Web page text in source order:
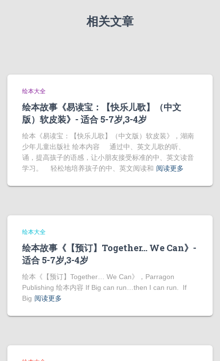
相关文章
绘本大全
绘本故事《易读宝：【快乐儿歌】（中文
版）软皮装》- 适合 5-7岁,3-4岁
绘本《易读宝：【快乐儿歌】（中文版）软皮装》，湖南
少年儿童出版社 绘本内容 通过中、英文儿歌的听、
诵，提高孩子的语感，让小朋友接受标准的中、英文读音
学习。 轻松地培养孩子的中、英文阅读和 阅读更多
绘本大全
绘本故事《【预订】Together… We Can》-
适合 5-7岁,3-4岁
绘本《【预订】Together… We Can》，Parragon
Publishing 绘本内容 If Big can run…then I can run. If
Big 阅读更多